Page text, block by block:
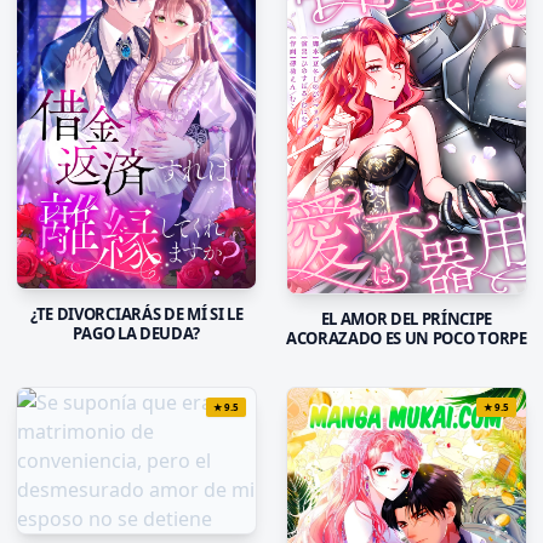
¿TE DIVORCIARÁS DE MÍ SI LE
PAGO LA DEUDA?
EL AMOR DEL PRÍNCIPE
ACORAZADO ES UN POCO TORPE
★9.5 ★9.5